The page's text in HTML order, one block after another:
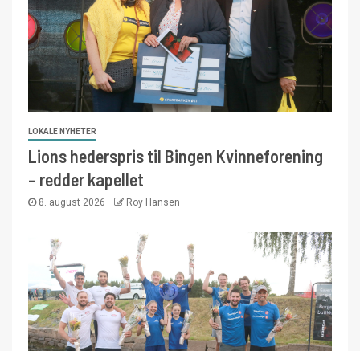
LOKALE NYHETER
Lions hederspris til Bingen Kvinneforening
– redder kapellet
8. august 2026 Roy Hansen